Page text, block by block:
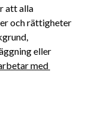
att alla
och rättigheter
eller
med